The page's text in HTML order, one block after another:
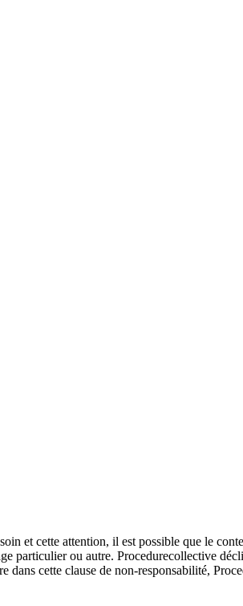
et cette attention, il est possible que le
particulier ou autre. Procedurecollective
cette clause de non-responsabilité,